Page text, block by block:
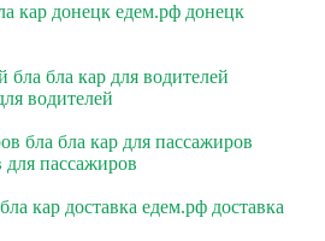
кар донецк едем.рф донецк
бла бла кар для водителей
водителей
бла бла кар для пассажиров
пассажиров
кар доставка едем.рф доставка